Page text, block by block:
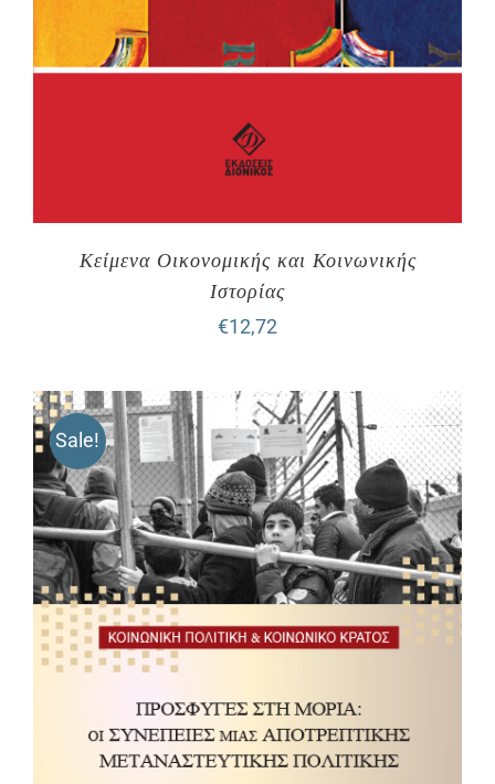
Κείμενα Οικονομικής και Κοινωνικής
Ιστορίας
€12,72
Sale!